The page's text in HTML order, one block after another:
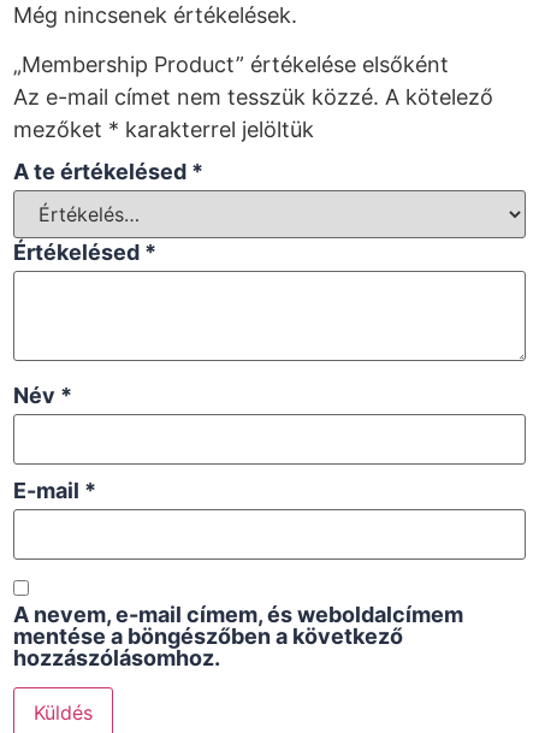
Még nincsenek értékelések.
„Membership Product” értékelése elsőként
Az e-mail címet nem tesszük közzé. A kötelező
mezőket * karakterrel jelöltük
A te értékelésed *
Értékelésed *
Név *
E-mail *
A nevem, e-mail címem, és weboldalcímem
mentése a böngészőben a következő
hozzászólásomhoz.